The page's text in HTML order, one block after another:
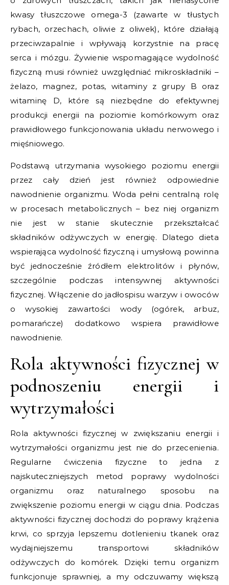
kwasy tłuszczowe omega-3 (zawarte w tłustych
rybach, orzechach, oliwie z oliwek), które działają
przeciwzapalnie i wpływają korzystnie na pracę
serca i mózgu. Żywienie wspomagające wydolność
fizyczną musi również uwzględniać mikroskładniki –
żelazo, magnez, potas, witaminy z grupy B oraz
witaminę D, które są niezbędne do efektywnej
produkcji energii na poziomie komórkowym oraz
prawidłowego funkcjonowania układu nerwowego i
mięśniowego.
Podstawą utrzymania wysokiego poziomu energii
przez cały dzień jest również odpowiednie
nawodnienie organizmu. Woda pełni centralną rolę
w procesach metabolicznych – bez niej organizm
nie jest w stanie skutecznie przekształcać
składników odżywczych w energię. Dlatego dieta
wspierająca wydolność fizyczną i umysłową powinna
być jednocześnie źródłem elektrolitów i płynów,
szczególnie podczas intensywnej aktywności
fizycznej. Włączenie do jadłospisu warzyw i owoców
o wysokiej zawartości wody (ogórek, arbuz,
pomarańcze) dodatkowo wspiera prawidłowe
nawodnienie.
Rola aktywności fizycznej w
podnoszeniu energii i
wytrzymałości
Rola aktywności fizycznej w zwiększaniu energii i
wytrzymałości organizmu jest nie do przecenienia.
Regularne ćwiczenia fizyczne to jedna z
najskuteczniejszych metod poprawy wydolności
organizmu oraz naturalnego sposobu na
zwiększenie poziomu energii w ciągu dnia. Podczas
aktywności fizycznej dochodzi do poprawy krążenia
krwi, co sprzyja lepszemu dotlenieniu tkanek oraz
wydajniejszemu transportowi składników
odżywczych do komórek. Dzięki temu organizm
funkcjonuje sprawniej, a my odczuwamy większą